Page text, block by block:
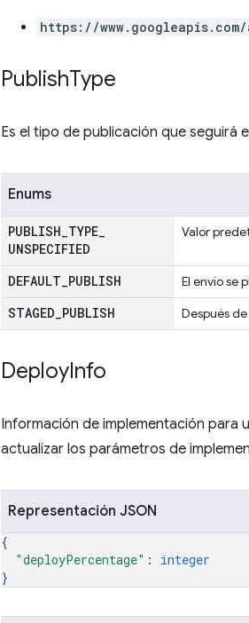
https://www.googleapis.com/
PublishType
Es el tipo de publicación que seguirá
Enums
PUBLISH TYPE
UNSPECIFIED
Valor
DEFAULT PUBLISH El envío se
STAGED PUBLISH Después
DeployInfo
Información de implementación para
actualizar los parámetros de
Representación JSON
{
"deployPercentage" : integer
}